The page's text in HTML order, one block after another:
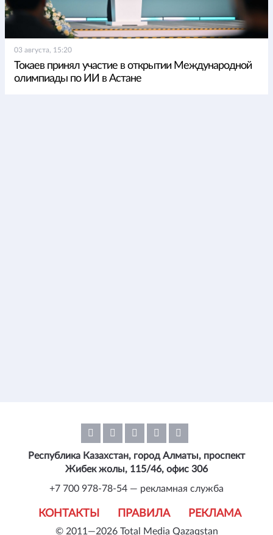
03 августа, 15:20
Токаев принял участие в открытии Международной
олимпиады по ИИ в Астане
© 2011—2026 Total Media Qazaqstan
КОНТАКТЫ ПРАВИЛА РЕКЛАМА
Республика Казахстан, город Алматы, проспект
Жибек жолы, 115/46, офис 306
+7 700 978-78-54 — рекламная служба